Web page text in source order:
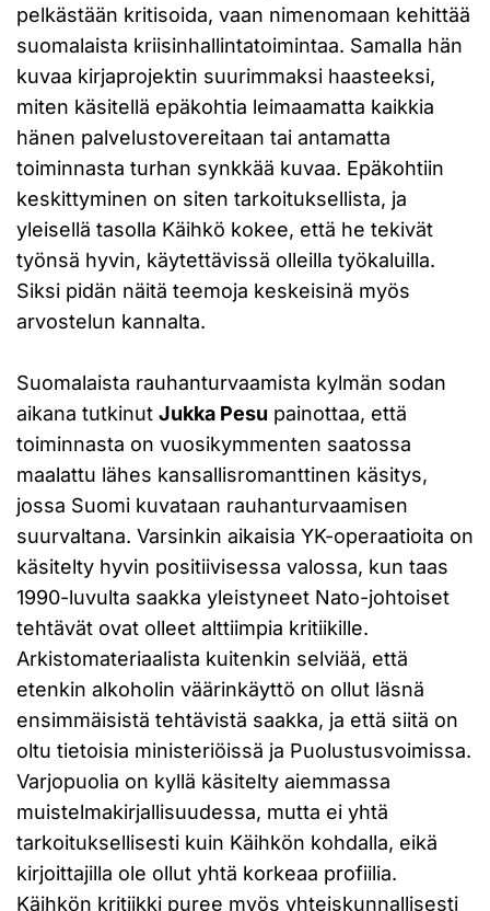
pelkästään kritisoida, vaan nimenomaan kehittää
suomalaista kriisinhallintatoimintaa. Samalla hän
kuvaa kirjaprojektin suurimmaksi haasteeksi,
miten käsitellä epäkohtia leimaamatta kaikkia
hänen palvelustovereitaan tai antamatta
toiminnasta turhan synkkää kuvaa. Epäkohtiin
keskittyminen on siten tarkoituksellista, ja
yleisellä tasolla Käihkö kokee, että he tekivät
työnsä hyvin, käytettävissä olleilla työkaluilla.
Siksi pidän näitä teemoja keskeisinä myös
arvostelun kannalta.
Suomalaista rauhanturvaamista kylmän sodan
aikana tutkinut Jukka Pesu painottaa, että
toiminnasta on vuosikymmenten saatossa
maalattu lähes kansallisromanttinen käsitys,
jossa Suomi kuvataan rauhanturvaamisen
suurvaltana. Varsinkin aikaisia YK-operaatioita on
käsitelty hyvin positiivisessa valossa, kun taas
1990-luvulta saakka yleistyneet Nato-johtoiset
tehtävät ovat olleet alttiimpia kritiikille.
Arkistomateriaalista kuitenkin selviää, että
etenkin alkoholin väärinkäyttö on ollut läsnä
ensimmäisistä tehtävistä saakka, ja että siitä on
oltu tietoisia ministeriöissä ja Puolustusvoimissa.
Varjopuolia on kyllä käsitelty aiemmassa
muistelmakirjallisuudessa, mutta ei yhtä
tarkoituksellisesti kuin Käihkön kohdalla, eikä
kirjoittajilla ole ollut yhtä korkeaa profiilia.
Käihkön kritiikki puree myös yhteiskunnallisesti